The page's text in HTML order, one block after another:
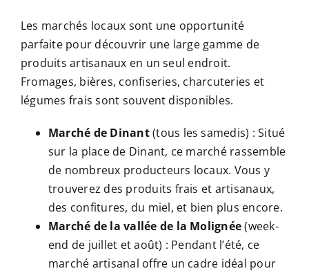
Les marchés locaux sont une opportunité
parfaite pour découvrir une large gamme de
produits artisanaux en un seul endroit.
Fromages, bières, confiseries, charcuteries et
légumes frais sont souvent disponibles.
Marché de Dinant(tous les samedis) : Situé
sur la place de Dinant, ce marché rassemble
de nombreux producteurs locaux. Vous y
trouverez des produits frais et artisanaux,
des confitures, du miel, et bien plus encore.
Marché de la vallée de la Molignée(week-
end de juillet et août) : Pendant l’été, ce
marché artisanal offre un cadre idéal pour